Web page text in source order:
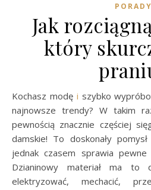
PORADY
Jak
który
Kochasz modę i szybko
najnowsze trendy? W takim
pewnością znacznie częściej
damskie! To doskonały
jednak czasem sprawia pewne
Dzianinowy materiał ma
elektryzować, mechacić,